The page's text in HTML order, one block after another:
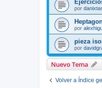
por
por
pieza
por
Nuevo Tema
Volver a Índice